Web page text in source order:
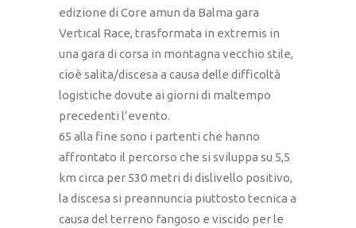
edizione di Core amun da Balma gara
Vertical Race, trasformata in extremis in
una gara di corsa in montagna vecchio stile,
cioè salita/discesa a causa delle difficoltà
logistiche dovute ai giorni di maltempo
precedenti l’evento.
65 alla fine sono i partenti che hanno
affrontato il percorso che si sviluppa su 5,5
km circa per 530 metri di dislivello positivo,
la discesa si preannuncia piuttosto tecnica a
causa del terreno fangoso e viscido per le